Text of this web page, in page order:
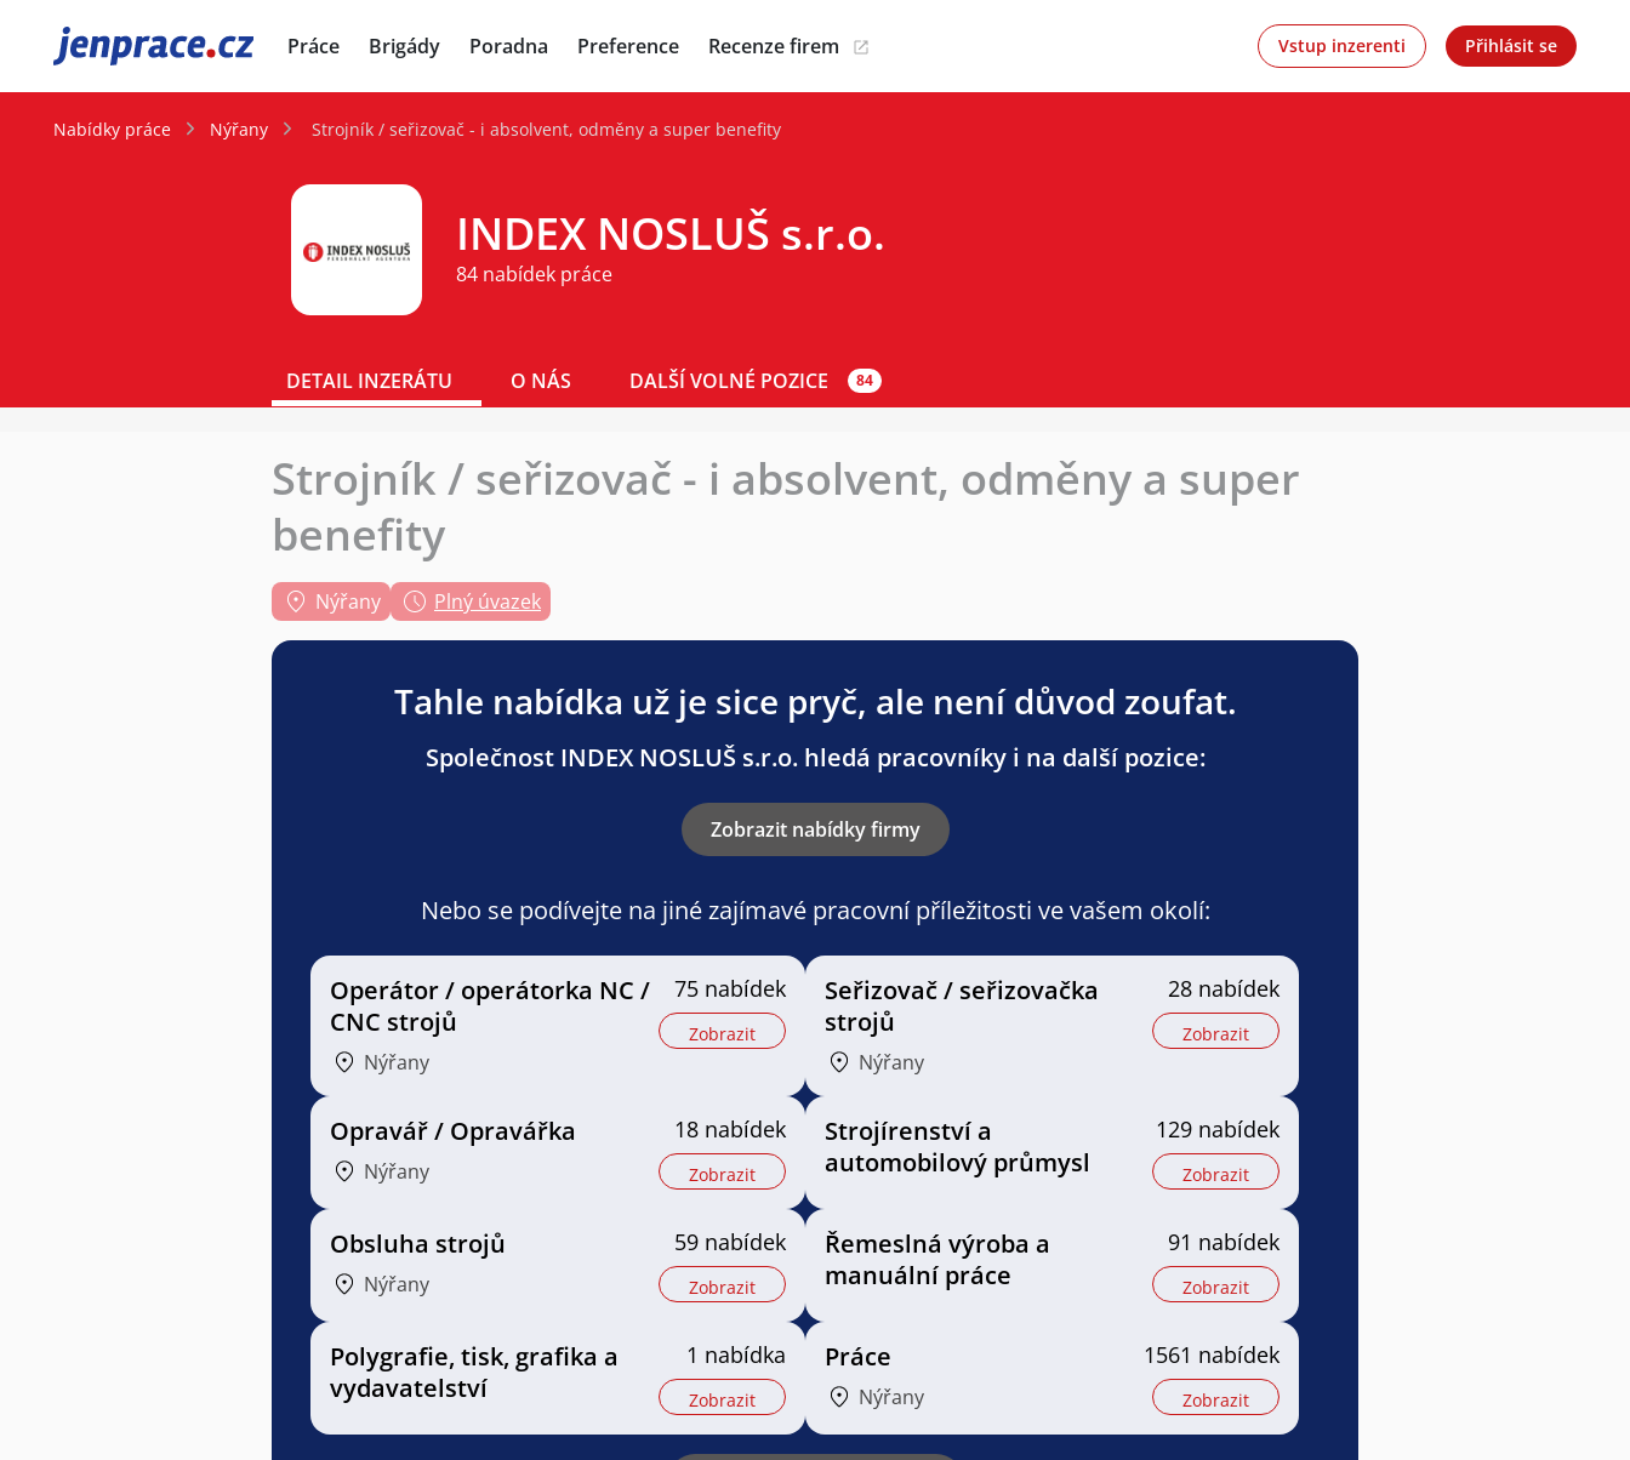
JenPráce.cz Práce Brigády Poradna Preference Recenze firem Vstup inzerenti Přihlásit se
Nabídky práce Nýřany Strojník / seřizovač - i absolvent, odměny a super benefity
INDEX NOSLUŠ s.r.o.
84 nabídek práce
DETAIL INZERÁTU O NÁS DALŠÍ VOLNÉ POZICE 84
Strojník / seřizovač - i absolvent, odměny a super
benefity
Nýřany Plný úvazek
Tahle nabídka už je sice pryč, ale není důvod zoufat.
Společnost INDEX NOSLUŠ s.r.o. hledá pracovníky i na další pozice:
Zobrazit nabídky firmy
Nebo se podívejte na jiné zajímavé pracovní příležitosti ve vašem okolí:
Operátor / operátorka NC /
CNC strojů
Nýřany
75 nabídek
Zobrazit
Seřizovač / seřizovačka
strojů
Nýřany
28 nabídek
Zobrazit
Opravář / Opravářka
Nýřany
18 nabídek
Zobrazit
Strojírenství a
automobilový průmysl
129 nabídek
Zobrazit
Obsluha strojů
Nýřany
59 nabídek
Zobrazit
Řemeslná výroba a
manuální práce
91 nabídek
Zobrazit
Polygrafie, tisk, grafika a
vydavatelství
1 nabídka
Zobrazit
Práce
Nýřany
1561 nabídek
Zobrazit